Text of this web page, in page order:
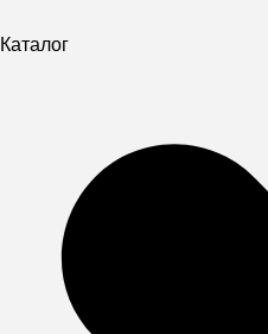
Каталог